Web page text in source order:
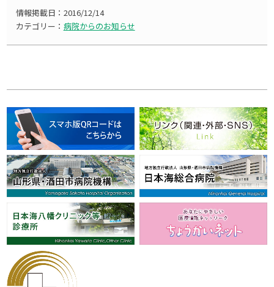
情報掲載日： 2016/12/14
カテゴリー： 病院からのお知らせ